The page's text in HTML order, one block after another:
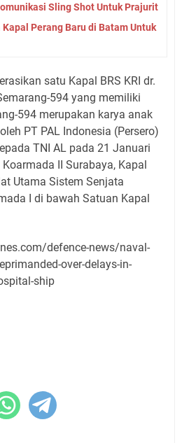
Sling Shot Untuk Prajurit
Kapal Perang Baru di Batam Untuk
satu Kapal BRS KRI dr.
594 yang memiliki
594 merupakan karya anak
PT PAL Indonesia (Persero)
TNI AL pada 21 Januari
II Surabaya, Kapal
Utama Sistem Senjata
I di bawah Satuan Kapal
defence-news/naval-
over-delays-in-
ship